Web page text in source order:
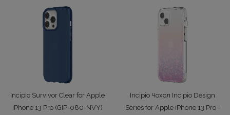
Incipio Survivor Clear for Apple
iPhone 13 Pro (GIP-080-NVY)
Incipio Чохол Incipio Design
Series for Apple iPhone 13 Pro -